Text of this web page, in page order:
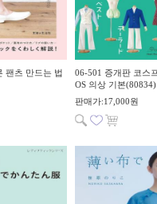
06-501 증개판 코스프레 의상 제작 BOOK C
OS 의상 기본(80834)
판매가:17,000원